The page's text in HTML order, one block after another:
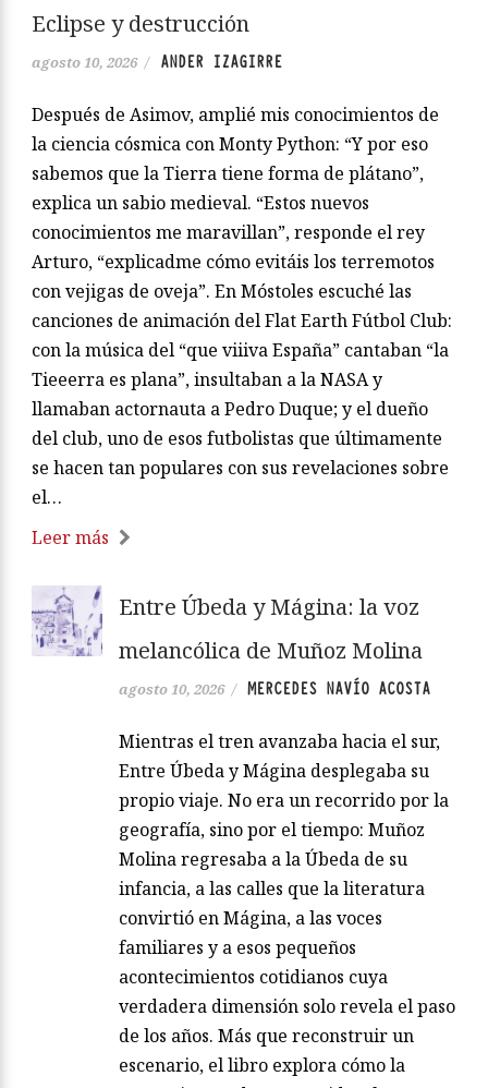
Eclipse y destrucción
agosto 10, 2026 / ANDER IZAGIRRE
Después de Asimov, amplié mis conocimientos de
la ciencia cósmica con Monty Python: “Y por eso
sabemos que la Tierra tiene forma de plátano”,
explica un sabio medieval. “Estos nuevos
conocimientos me maravillan”, responde el rey
Arturo, “explicadme cómo evitáis los terremotos
con vejigas de oveja”. En Móstoles escuché las
canciones de animación del Flat Earth Fútbol Club:
con la música del “que viiiva España” cantaban “la
Tieeerra es plana”, insultaban a la NASA y
llamaban actornauta a Pedro Duque; y el dueño
del club, uno de esos futbolistas que últimamente
se hacen tan populares con sus revelaciones sobre
el…
Leer más
Entre Úbeda y Mágina: la voz
melancólica de Muñoz Molina
agosto 10, 2026 / MERCEDES NAVÍO ACOSTA
Mientras el tren avanzaba hacia el sur,
Entre Úbeda y Mágina desplegaba su
propio viaje. No era un recorrido por la
geografía, sino por el tiempo: Muñoz
Molina regresaba a la Úbeda de su
infancia, a las calles que la literatura
convirtió en Mágina, a las voces
familiares y a esos pequeños
acontecimientos cotidianos cuya
verdadera dimensión solo revela el paso
de los años. Más que reconstruir un
escenario, el libro explora cómo la